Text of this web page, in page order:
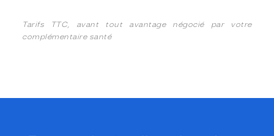
Tarifs TTC, avant tout avantage négocié par votre
complémentaire santé